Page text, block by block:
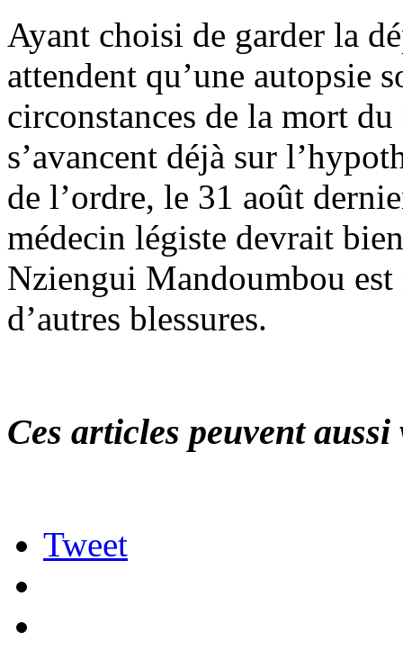
Ayant choisi de garder la
attendent qu’une autopsie
circonstances de la mort
s’avancent déjà sur
de l’ordre, le 31 août
médecin légiste devrait
Nziengui Mandoumbou
d’autres blessures.
Ces articles peuvent
Tweet